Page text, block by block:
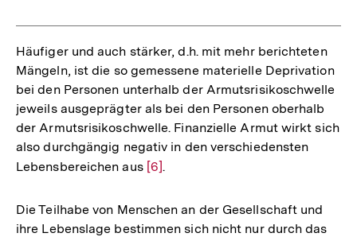
Häufiger und auch stärker, d.h. mit mehr berichteten
Mängeln, ist die so gemessene materielle Deprivation
bei den Personen unterhalb der Armutsrisikoschwelle
jeweils ausgeprägter als bei den Personen oberhalb
der Armutsrisikoschwelle. Finanzielle Armut wirkt sich
also durchgängig negativ in den verschiedensten
Lebensbereichen aus Zur
der
Fußnote
[6].
Die Teilhabe von Menschen an der Gesellschaft und
ihre Lebenslage bestimmen sich nicht nur durch das